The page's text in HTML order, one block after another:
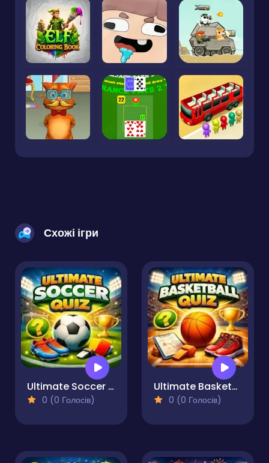
Схожі ігри
Ultimate Soccer Quiz
0 (0 Голосів)
Ultimate Basketball Quiz
0 (0 Голосів)